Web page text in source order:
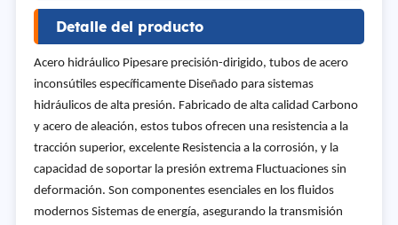
Detalle del producto
Acero hidráulico Pipesare precisión-dirigido, tubos de acero
inconsútiles específicamente Diseñado para sistemas
hidráulicos de alta presión. Fabricado de alta calidad Carbono
y acero de aleación, estos tubos ofrecen una resistencia a la
tracción superior, excelente Resistencia a la corrosión, y la
capacidad de soportar la presión extrema Fluctuaciones sin
deformación. Son componentes esenciales en los fluidos
modernos Sistemas de energía, asegurando la transmisión